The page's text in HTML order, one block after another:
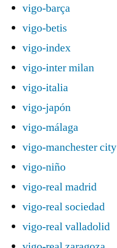
vigo-barça
vigo-betis
vigo-index
vigo-inter milan
vigo-italia
vigo-japón
vigo-málaga
vigo-manchester city
vigo-niño
vigo-real madrid
vigo-real sociedad
vigo-real valladolid